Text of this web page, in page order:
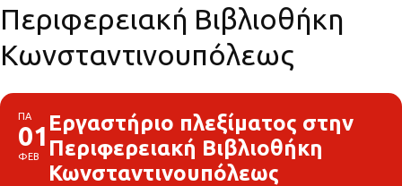
Περιφερειακή Βιβλιοθήκη
Κωνσταντινουπόλεως
ΠΑ
01
ΦΕΒ
Εργαστήριο πλεξίματος στην
Περιφερειακή Βιβλιοθήκη
Κωνσταντινουπόλεως